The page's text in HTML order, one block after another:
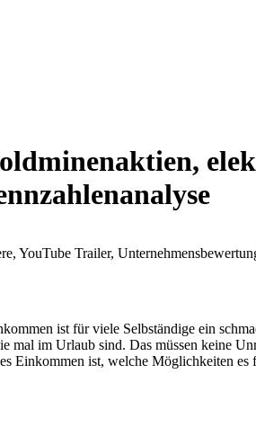
ist für viele Selbständige ein
im Urlaub sind. Das müssen keine
Einkommen ist, welche Möglichkeiten